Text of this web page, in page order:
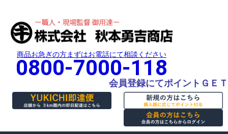
商品お急ぎの方まずはお電話にて相談ください
0800-7000-118
会員登録にてポイントＧＥＴ